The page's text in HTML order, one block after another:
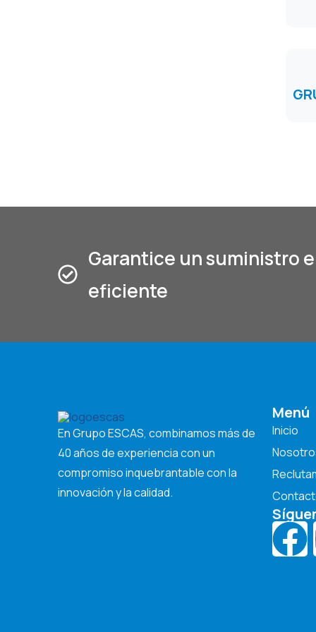
Garantice un suministro
eficiente
En Grupo ESCAS, combinamos más de
40 años de experiencia con un
compromiso inquebrantable con la
innovación y la calidad.
Menú
Inicio